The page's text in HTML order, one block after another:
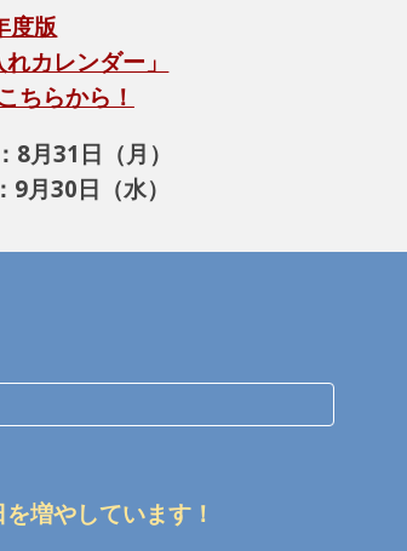
度版
カレンダー」
ちらから！
8月31日（月）
月30日（水）
増やしています！